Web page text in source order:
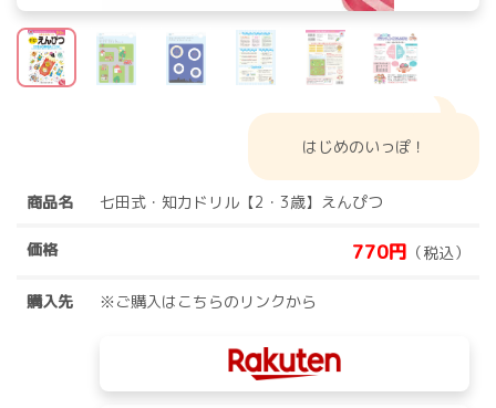
はじめのいっぽ！
商品名 七田式・知力ドリル【2・3歳】えんぴつ
価格 770円 （税込）
購入先 ※ご購入はこちらのリンクから